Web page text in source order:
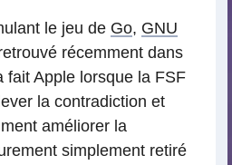
le jeu de Go, GNU
récemment dans
fait Apple lorsque la FSF
la contradiction et
améliorer la
simplement retiré